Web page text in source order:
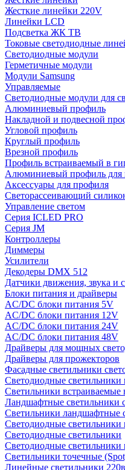
Жесткие линейки 220V
Линейки LCD
Подсветка ЖК ТВ
Токовые светодиодные
Светодиодные модули
Герметичные модули
Модули Samsung
Управляемые
Светодиодные модули для
Алюминиевый профиль
Накладной и подвесной
Угловой профиль
Круглый профиль
Врезной профиль
Профиль встраиваемый в
Алюминиевый профиль для
Аксессуары для профиля
Светорассеивающий
Управление светом
Серия ICLED PRO
Серия JM
Контроллеры
Диммеры
Усилители
Декодеры DMX 512
Датчики движения, звука и
Блоки питания и драйверы
AC/DC блоки питания 5V
AC/DC блоки питания 12V
AC/DC блоки питания 24V
AC/DC блоки питания 48V
Драйверы для мощных
Драйверы для прожекторов
Фасадные светильники
Светодиодные светильники
Светильники встраиваемые
Ландшафтные светильники
Светильники ландшафтные
Светодиодные светильники
Светодиодные светильники
Светодиодные светильники
Светильники точечные
Линейные светильники 220в